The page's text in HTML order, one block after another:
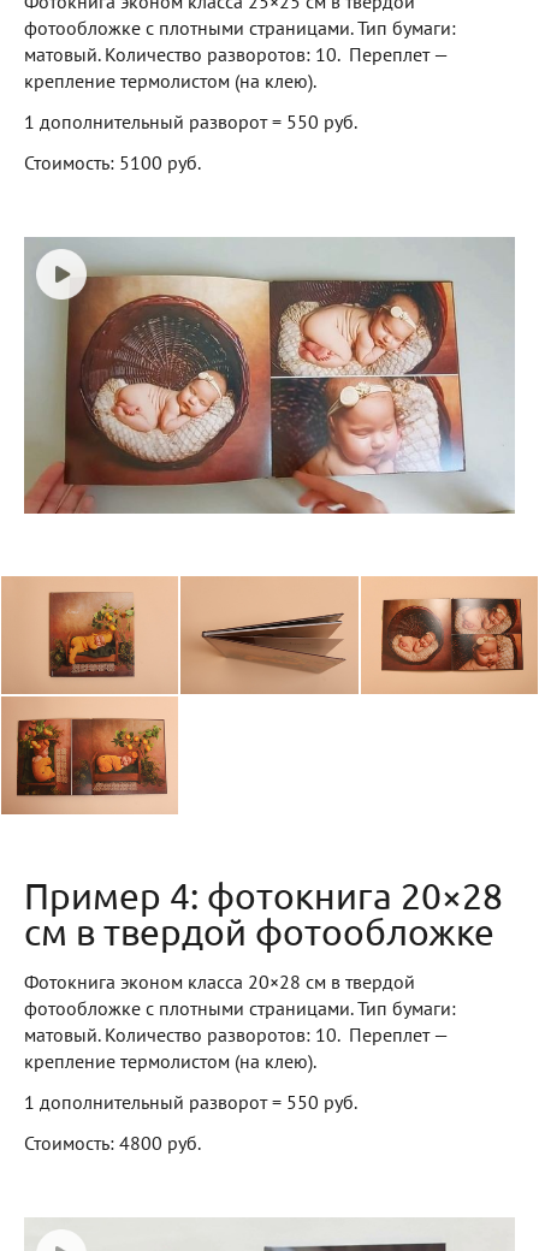
фотообложке с плотными страницами. Тип бумаги:
матовый. Количество разворотов: 10. Переплет —
крепление термолистом (на клею).
1 дополнительный разворот = 550 руб.
Стоимость: 5100 руб.
Пример 4: фотокнига 20×28
см в твердой фотообложке
Фотокнига эконом класса 20×28 см в твердой
фотообложке с плотными страницами. Тип бумаги:
матовый. Количество разворотов: 10. Переплет —
крепление термолистом (на клею).
1 дополнительный разворот = 550 руб.
Стоимость: 4800 руб.